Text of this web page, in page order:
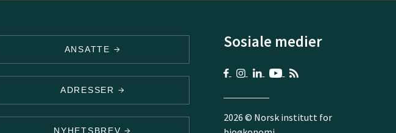
ANSATTE
ADRESSER
NYHETSBREV
Sosiale medier
2026 © Norsk institutt for